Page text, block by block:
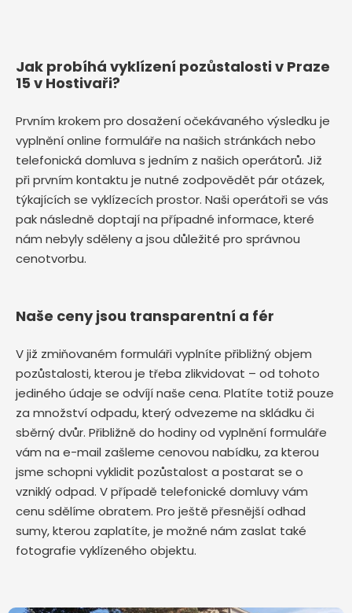
Jak probíhá vyklízení pozůstalosti v Praze
15 v Hostivaři?
Prvním krokem pro dosažení očekávaného výsledku je
vyplnění online formuláře na našich stránkách nebo
telefonická domluva s jedním z našich operátorů. Již
při prvním kontaktu je nutné zodpovědět pár otázek,
týkajících se vyklízecích prostor. Naši operátoři se vás
pak následně doptají na případné informace, které
nám nebyly sděleny a jsou důležité pro správnou
cenotvorbu.
Naše ceny jsou transparentní a fér
V již zmiňovaném formuláři vyplníte přibližný objem
pozůstalosti, kterou je třeba zlikvidovat – od tohoto
jediného údaje se odvíjí naše cena. Platíte totiž pouze
za množství odpadu, který odvezeme na skládku či
sběrný dvůr. Přibližně do hodiny od vyplnění formuláře
vám na e-mail zašleme cenovou nabídku, za kterou
jsme schopni vyklidit pozůstalost a postarat se o
vzniklý odpad. V případě telefonické domluvy vám
cenu sdělíme obratem. Pro ještě přesnější odhad
sumy, kterou zaplatíte, je možné nám zaslat také
fotografie vyklízeného objektu.